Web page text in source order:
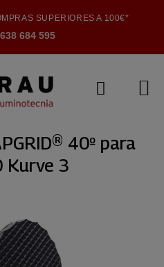
SUPERIORES A 100€*
684 595
40º para
Kurve 3